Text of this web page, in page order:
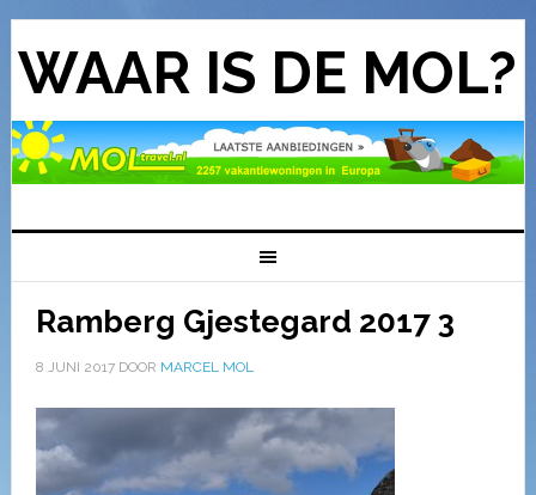
WAAR IS DE MOL?
Ramberg Gjestegard 2017 3
8 JUNI 2017DOOR MARCEL MOL